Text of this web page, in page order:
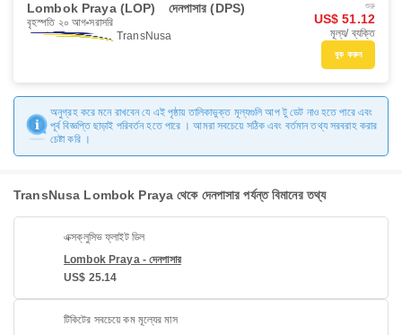
Lombok Praya (LOP) দেনপাসার (DPS)
বৃহস্পতি ২০ আগ সরাসরি
TransNusa
শুরু
US$ 51.12
মূল্য/ ব্যক্তি
বুক করুন
অনুগ্রহ করে মনে রাখবেন যে এই পৃষ্ঠায় তালিকাভুক্ত মূল্যগুলি আপ টু ডেট নাও হতে পারে এবং
পূর্ব বিজ্ঞপ্তি ছাড়াই পরিবর্তন হতে পারে । আমরা সবচেয়ে সঠিক এবং বর্তমান তথ্য সরবরাহ করার
চেষ্টা করি ।
TransNusa Lombok Praya থেকে দেনপাসার পর্যন্ত বিমানের তথ্য
এক্সক্লুসিভ ফ্লাইট ডিল
Lombok Praya - দেনপাসার
US$ 25.14
টিকিটের সবচেয়ে কম মূল্যের মাস